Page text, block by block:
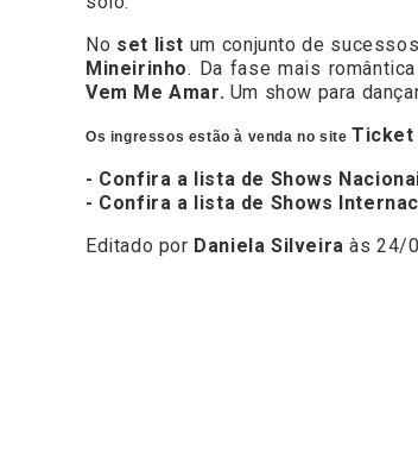
No set list um conjunto de
Mineirinho. Da fase mais
Vem Me Amar. Um show para
Os ingressos estão à venda no site Ticket
- Confira a lista de Shows
- Confira a lista de Shows
Editado por Daniela Silveira às 24/